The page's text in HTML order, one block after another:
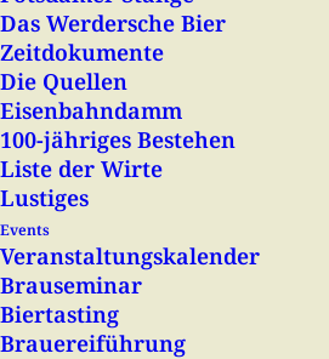
Das Werdersche Bier
Zeitdokumente
Die Quellen
Eisenbahndamm
100-jähriges Bestehen
Liste der Wirte
Lustiges
Events
Veranstaltungs­­kalender
Brauseminar
Biertasting
Brauereiführung
14 Mai10:00
Himmelfahrt
Biergartenfest mit Live